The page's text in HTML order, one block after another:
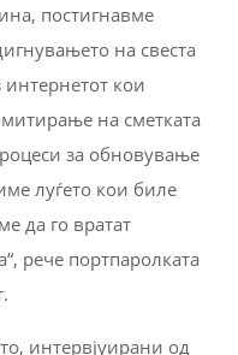
постигнавме
на свеста
кои
на сметката
за обновување
луѓето кои биле
да го вратат
рече портпаролката
интервјуирани од